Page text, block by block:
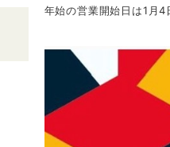
年始の営業開始日は1月4